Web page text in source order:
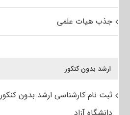
جذب هیات علمی
ارشد بدون کنکور
ثبت نام کارشناسی ارشد بدون کنکور